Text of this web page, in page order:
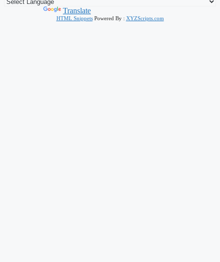
Translate
HTML SnippetsPowered By : XYZScripts.com